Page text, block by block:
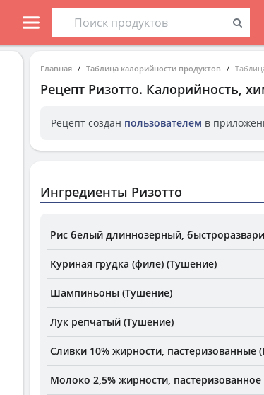
Главная Таблица калорийности продуктов
Рецепт Ризотто. Калорийность,
Рецепт создан пользователем в
Ингредиенты Ризотто
Рис белый длиннозерный,
Куриная грудка (филе) (Тушение)
Шампиньоны (Тушение)
Лук репчатый (Тушение)
Сливки 10% жирности, пастеризованные
Молоко 2,5% жирности,